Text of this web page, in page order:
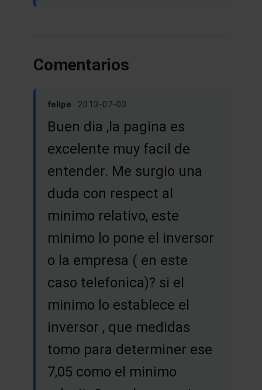
Comentarios
felipe · 2013-07-03
Buen dia ,la pagina es
excelente muy facil de
entender. Me surgio una
duda con respect al
minimo relativo, este
minimo lo pone el inversor
o la empresa ( en este
caso telefonica)? si el
minimo lo establece el
inversor , que medidas
tomo para determiner ese
7,05 como el minimo